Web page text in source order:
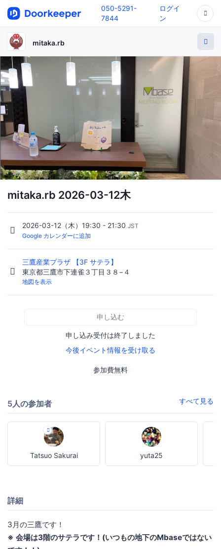
050-5291-
7844
ログイ
ン
mitaka.rb
mitaka.rb 2026-03-12木
2026-03-12（木）19:30 - 21:30 JST
Google カレンダーに追加
三鷹産業プラザ 【3F サテラ】
東京都三鷹市下連雀３丁目３８−４
地図を表示
申し込む
申し込み受付は終了しました
今後イベント情報を受け取る
参加費無料
5人の参加者 すべて見る
Tatsuo Sakurai yuta25
詳細
3月の三鷹です！
※ 会場は3階のサテラです！(いつもの地下のMbaseではない